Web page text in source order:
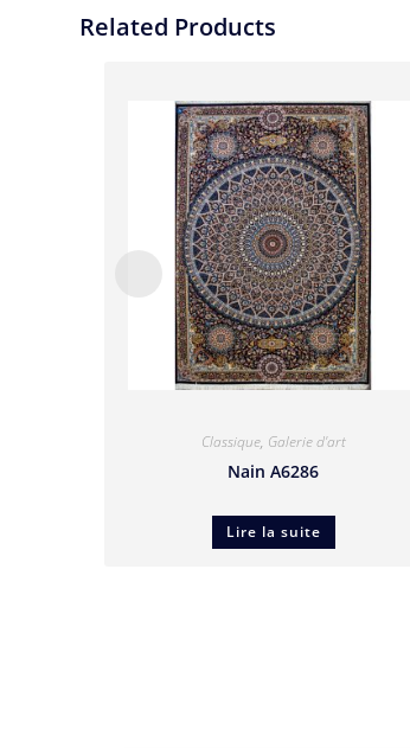
Related Products
Classique, Galerie d'art
Nain A6286
Lire la suite